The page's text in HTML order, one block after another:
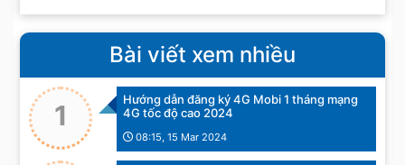
Bài viết xem nhiều
1
Hướng dẫn đăng ký 4G Mobi 1 tháng mạng
4G tốc độ cao 2024
08:15, 15 Mar 2024